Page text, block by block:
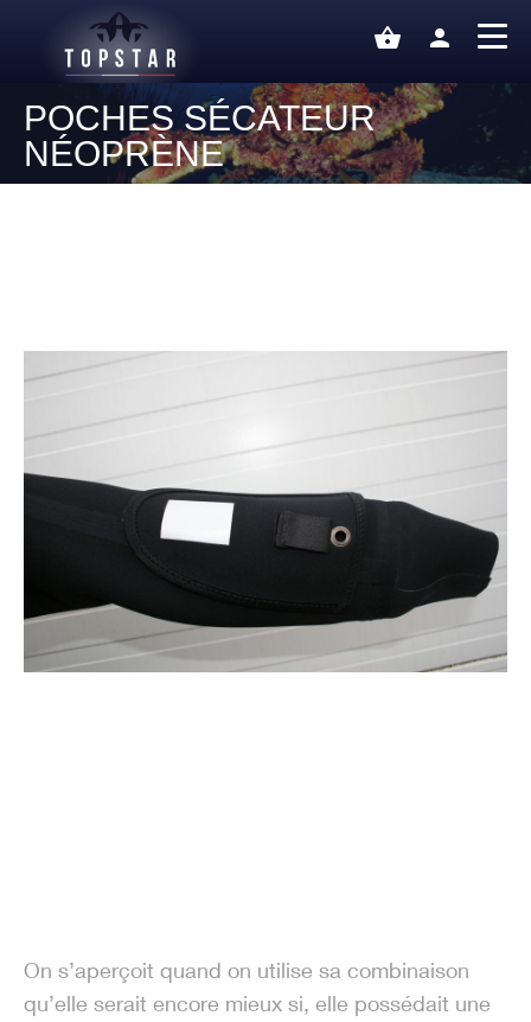
shopping_basket person
POCHES SÉCATEUR
NÉOPRÈNE
On s’aperçoit quand on utilise sa combinaison
qu’elle serait encore mieux si, elle possédait une